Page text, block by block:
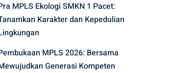
MPLS Ekologi SMKN 1 Pacet:
Karakter dan Kepedulian
MPLS 2026: Bersama
Generasi Kompeten